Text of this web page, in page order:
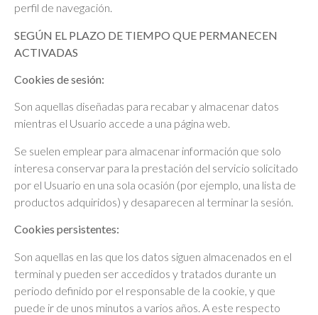
perfil de navegación.
SEGÚN EL PLAZO DE TIEMPO QUE PERMANECEN
ACTIVADAS
Cookies de sesión:
Son aquellas diseñadas para recabar y almacenar datos
mientras el Usuario accede a una página web.
Se suelen emplear para almacenar información que solo
interesa conservar para la prestación del servicio solicitado
por el Usuario en una sola ocasión (por ejemplo, una lista de
productos adquiridos) y desaparecen al terminar la sesión.
Cookies persistentes:
Son aquellas en las que los datos siguen almacenados en el
terminal y pueden ser accedidos y tratados durante un
periodo definido por el responsable de la cookie, y que
puede ir de unos minutos a varios años. A este respecto